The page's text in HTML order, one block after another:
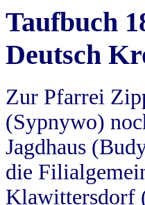
Taufbuch
Deutsch
Zur Pfarrei
(Sypnywo)
Jagdhaus
die
Klawittersdorf